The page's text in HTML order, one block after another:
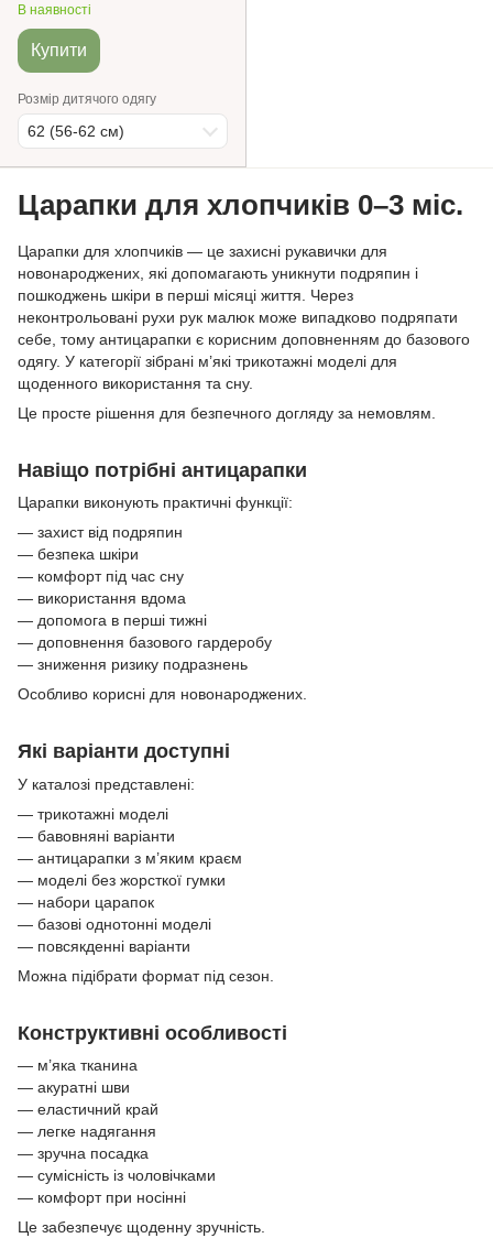
В наявності
Купити
Розмір дитячого одягу
62 (56-62 см)
Царапки для хлопчиків 0–3 міс.
Царапки для хлопчиків — це захисні рукавички для
новонароджених, які допомагають уникнути подряпин і
пошкоджень шкіри в перші місяці життя. Через
неконтрольовані рухи рук малюк може випадково подряпати
себе, тому антицарапки є корисним доповненням до базового
одягу. У категорії зібрані м’які трикотажні моделі для
щоденного використання та сну.
Це просте рішення для безпечного догляду за немовлям.
Навіщо потрібні антицарапки
Царапки виконують практичні функції:
— захист від подряпин
— безпека шкіри
— комфорт під час сну
— використання вдома
— допомога в перші тижні
— доповнення базового гардеробу
— зниження ризику подразнень
Особливо корисні для новонароджених.
Які варіанти доступні
У каталозі представлені:
— трикотажні моделі
— бавовняні варіанти
— антицарапки з м’яким краєм
— моделі без жорсткої гумки
— набори царапок
— базові однотонні моделі
— повсякденні варіанти
Можна підібрати формат під сезон.
Конструктивні особливості
— м’яка тканина
— акуратні шви
— еластичний край
— легке надягання
— зручна посадка
— сумісність із чоловічками
— комфорт при носінні
Це забезпечує щоденну зручність.